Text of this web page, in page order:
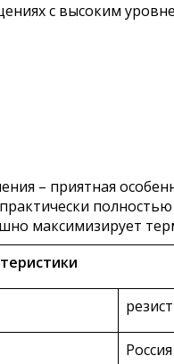
с высоким
– приятная
максимизирует
Россия